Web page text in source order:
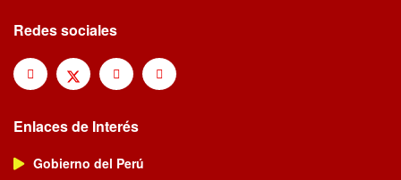
Redes sociales
Enlaces de Interés
Gobierno del Perú